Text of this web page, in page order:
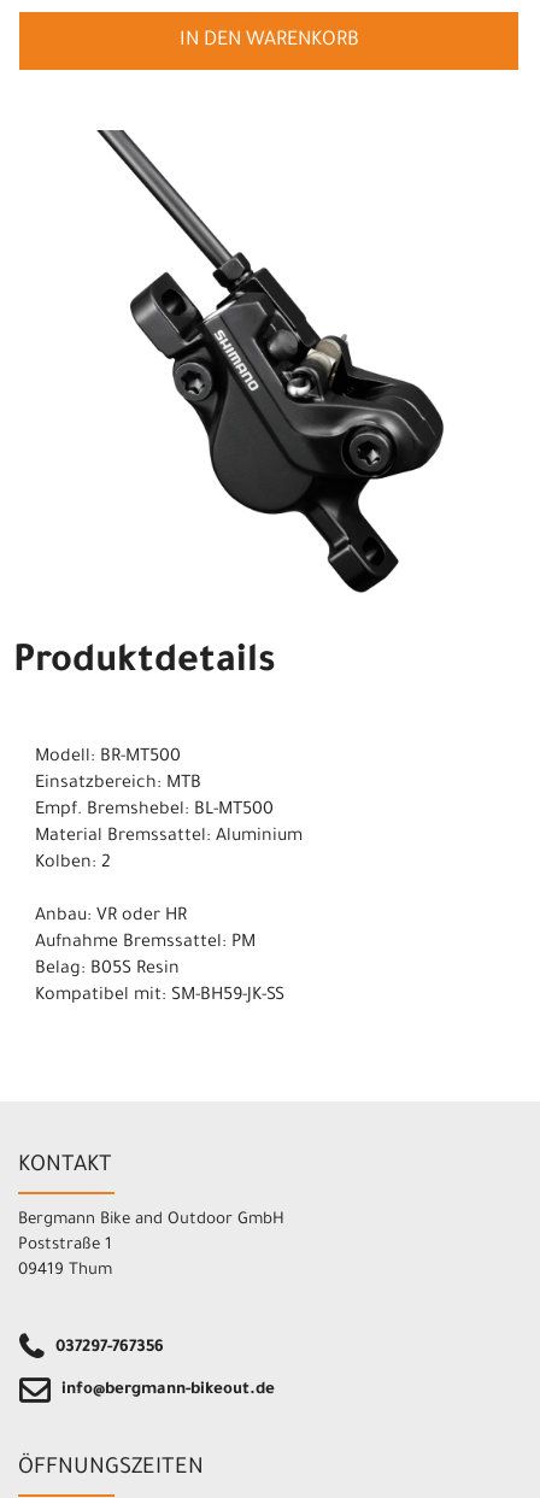
IN DEN WARENKORB
Produktdetails
Modell: BR-MT500
Einsatzbereich: MTB
Empf. Bremshebel: BL-MT500
Material Bremssattel: Aluminium
Kolben: 2
Anbau: VR oder HR
Aufnahme Bremssattel: PM
Belag: B05S Resin
Kompatibel mit: SM-BH59-JK-SS
KONTAKT
Bergmann Bike and Outdoor GmbH
Poststraße 1
09419 Thum
037297-767356
info@bergmann-bikeout.de
ÖFFNUNGSZEITEN